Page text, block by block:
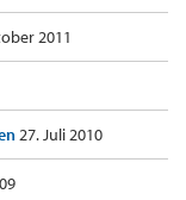
2011
27. Juli 2010